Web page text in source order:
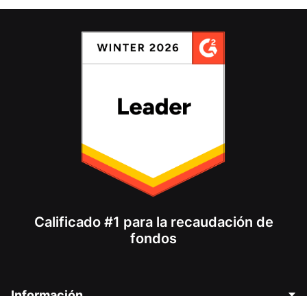
Calificado #1 para la recaudación de
fondos